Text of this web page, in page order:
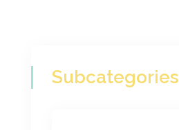
Subcategories